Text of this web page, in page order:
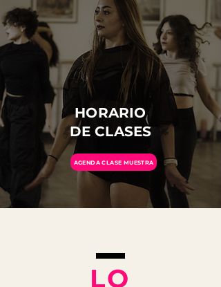
HORARIO
DE CLASES
AGENDA CLASE MUESTRA
LO